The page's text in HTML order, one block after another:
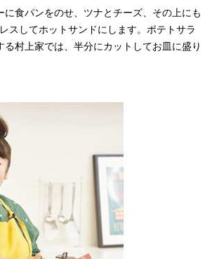
に食パンをのせ、ツナとチーズ、その上にも
スしてホットサンドにします。ポテトサラ
る村上家では、半分にカットしてお皿に盛り